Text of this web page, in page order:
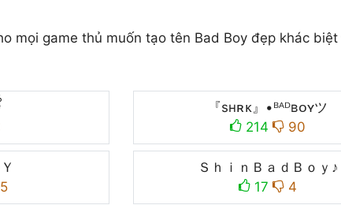
mọi game thủ muốn tạo tên Bad Boy đẹp khác
『sʜʀᴋ』•ᴮᴬᴰʙᴏʏツ
214
90
ＳｈｉｎＢａｄＢｏｙ♪
17
4